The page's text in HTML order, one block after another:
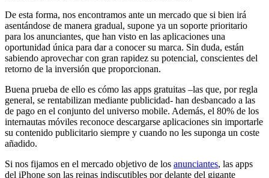
De esta forma, nos encontramos ante un mercado que si bien irá
asentándose de manera gradual, supone ya un soporte prioritario
para los anunciantes, que han visto en las aplicaciones una
oportunidad única para dar a conocer su marca. Sin duda, están
sabiendo aprovechar con gran rapidez su potencial, conscientes del
retorno de la inversión que proporcionan.
Buena prueba de ello es cómo las apps gratuitas –las que, por regla
general, se rentabilizan mediante publicidad- han desbancado a las
de pago en el conjunto del universo mobile. Además, el 80% de los
internautas móviles reconoce descargarse aplicaciones sin importarle
su contenido publicitario siempre y cuando no les suponga un coste
añadido.
Si nos fijamos en el mercado objetivo de los anunciantes, las apps
del iPhone son las reinas indiscutibles por delante del gigante